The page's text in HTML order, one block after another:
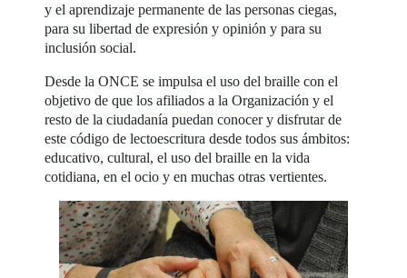
y el aprendizaje permanente de las personas ciegas,
para su libertad de expresión y opinión y para su
inclusión social.
Desde la ONCE se impulsa el uso del braille con el
objetivo de que los afiliados a la Organización y el
resto de la ciudadanía puedan conocer y disfrutar de
este código de lectoescritura desde todos sus ámbitos:
educativo, cultural, el uso del braille en la vida
cotidiana, en el ocio y en muchas otras vertientes.